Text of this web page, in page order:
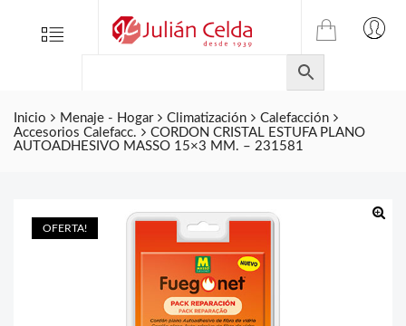
Menu
TIENDA
ONLINE
DE
JULIAN
CELDA
S.L.
Inicio Menaje - Hogar Climatización
Calefacción
Accesorios Calefacc.
CORDON CRISTAL ESTUFA PLANO
AUTOADHESIVO MASSO 15×3 MM. – 231581
OFERTA!
Folletos
Contacto